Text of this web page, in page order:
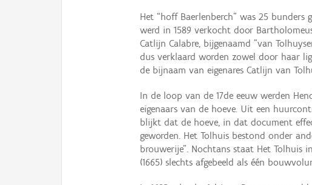
Het “hoff Baerlenberch” was 25
werd in 1589 verkocht door
Catlijn Calabre, bijgenaamd "van
dus verklaard worden zowel door haar
de bijnaam van eigenares Catlijn van
In de loop van de 17de eeuw werden
eigenaars van de hoeve. Uit een
blijkt dat de hoeve, in dat document
geworden. Het Tolhuis bestond onder
brouwerije”. Nochtans staat Het
(1665) slechts afgebeeld als één